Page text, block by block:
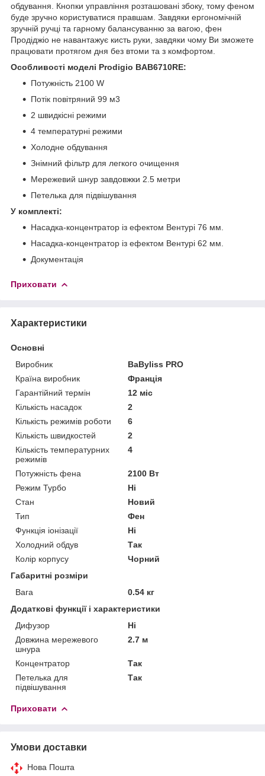
обдування. Кнопки управління розташовані збоку, тому феном
буде зручно користуватися правшам. Завдяки ергономічній
зручній ручці та гарному балансуванню за вагою, фен
Продіджіо не навантажує кисть руки, завдяки чому Ви зможете
працювати протягом дня без втоми та з комфортом.
Особливості моделі Prodigio BAB6710RE:
Потужність 2100 W
Потік повітряний 99 м3
2 швидкісні режими
4 температурні режими
Холодне обдування
Знімний фільтр для легкого очищення
Мережевий шнур завдовжки 2.5 метри
Петелька для підвішування
У комплекті:
Насадка-концентратор із ефектом Вентурі 76 мм.
Насадка-концентратор із ефектом Вентурі 62 мм.
Документація
Приховати
Характеристики
Основні
Виробник
BaByliss PRO
Країна виробник
Франція
Гарантійний термін
12 міс
Кількість насадок
2
Кількість режимів роботи
6
Кількість швидкостей
2
Кількість температурних
режимів
4
Потужність фена
2100 Вт
Режим Турбо
Ні
Стан
Новий
Тип
Фен
Функція іонізації
Ні
Холодний обдув
Так
Колір корпусу
Чорний
Габаритні розміри
Вага
0.54 кг
Додаткові функції і характеристики
Дифузор
Ні
Довжина мережевого
шнура
2.7 м
Концентратор
Так
Петелька для
підвішування
Так
Приховати
Умови доставки
Нова Пошта